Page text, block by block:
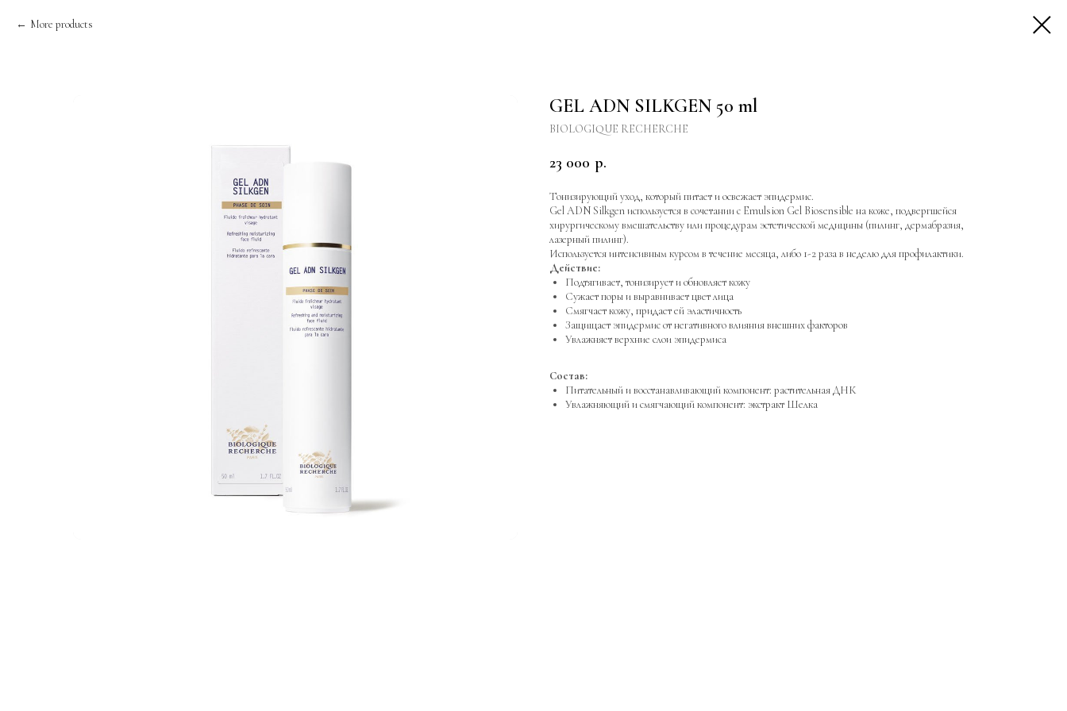
More products
GEL ADN SILKGEN 50 ml
BIOLOGIQUE RECHERCHE
23 000 р.
Тонизирующий уход, который питает и освежает эпидермис.
Gel ADN Silkgen используется в сочетании с Emulsion Gel Biosensible на коже, подвергшейся
хирургическому вмешательству или процедурам эстетической медицины (пилинг, дермабразия,
лазерный пилинг).
Используется интенсивным курсом в течение месяца, либо 1-2 раза в неделю для профилактики.
Действие:
Подтягивает, тонизирует и обновляет кожу
Сужает поры и выравнивает цвет лица
Смягчает кожу, придает ей эластичность
Защищает эпидермис от негативного влияния внешних факторов
Увлажняет верхние слои эпидермиса
Состав:
Питательный и восстанавливающий компонент: растительная ДНК
Увлажняющий и смягчающий компонент: экстракт Шелка